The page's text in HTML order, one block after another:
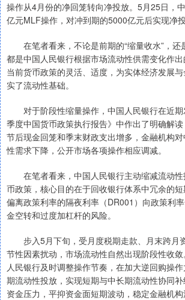
操作从4月份的净回笼转向净投放。5月25日，
亿元MLF操作，对冲到期的5000亿元后实现净
在笔者看来，不论是前期的“缩量收水”，还
都是中国人民银行根据市场流动性供需变化作
当前货币政策的灵活、适度，为实体经济发展
实了流动性基础。
对于阶段性缩量操作，中国人民银行在近期
季度中国货币政策执行报告》中作出了明确解
节后现金回笼和季末财政支出增多，金融机构
性需求下降，公开市场各项操作相应调减。
在笔者看来，中国人民银行主动缩减流动性
币政策，核心目的在于回收银行体系中冗余的
偏离政策利率的隔夜利率（DR001）向政策利
金空转和过度加杠杆的风险。
步入5月下旬，受月度税期走款、月末跨月
节性因素扰动，市场流动性自然出现阶段性收
人民银行及时调整操作节奏，在加大逆回购操
期流动性投放，实现短期与中长期流动性协同
资金压力，平抑资金面短期波动，稳定金融机构